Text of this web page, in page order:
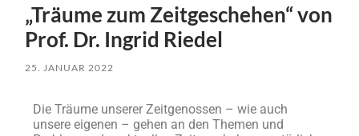
„Träume zum Zeitgeschehen“ von
Prof. Dr. Ingrid Riedel
25. JANUAR 2022
Die Träume unserer Zeitgenossen – wie auch
unsere eigenen – gehen an den Themen und